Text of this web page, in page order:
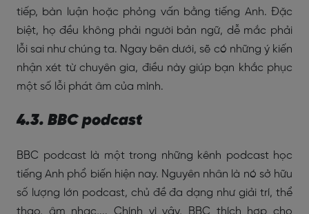
tiếp, bàn luận hoặc phỏng vấn bằng tiếng Anh. Đặc
biệt, họ đều không phải người bản ngữ, dễ mắc phải
lỗi sai như chúng ta. Ngay bên dưới, sẽ có những ý kiến
nhận xét từ chuyên gia, điều này giúp bạn khắc phục
một số lỗi phát âm của mình.
4.3. BBC podcast
BBC podcast là một trong những kênh podcast học
tiếng Anh phổ biến hiện nay. Nguyên nhân là nó sở hữu
số lượng lớn podcast, chủ đề đa dạng như giải trí, thể
thao, âm nhạc,... Chính vì vậy, BBC thích hợp cho